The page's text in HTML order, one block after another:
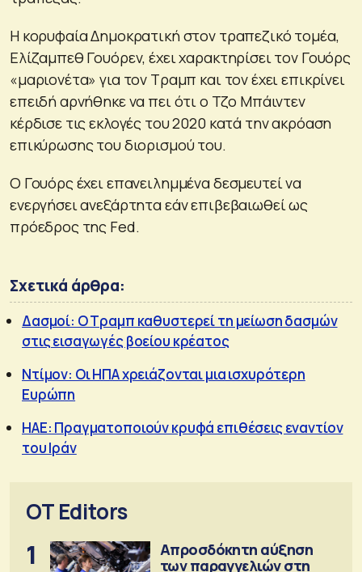
Η κορυφαία Δημοκρατική στον τραπεζικό τομέα,
Ελίζαμπεθ Γουόρεν, έχει χαρακτηρίσει τον Γουόρς
«μαριονέτα» για τον Τραμπ και τον έχει επικρίνει
επειδή αρνήθηκε να πει ότι ο Τζο Μπάιντεν
κέρδισε τις εκλογές του 2020 κατά την ακρόαση
επικύρωσης του διορισμού του.
Ο Γουόρς έχει επανειλημμένα δεσμευτεί να
ενεργήσει ανεξάρτητα εάν επιβεβαιωθεί ως
πρόεδρος της Fed.
Σχετικά άρθρα:
Δασμοί: Ο Τραμπ καθυστερεί τη μείωση δασμών
στις εισαγωγές βοείου κρέατος
Ντίμον: Οι ΗΠΑ χρειάζονται μια ισχυρότερη
Ευρώπη
ΗΑΕ: Πραγματοποιούν κρυφά επιθέσεις εναντίον
του Ιράν
OT Editors
1
Απροσδόκητη αύξηση
των παραγγελιών στη